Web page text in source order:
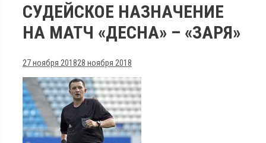
СУДЕЙСКОЕ НАЗНАЧЕНИЕ
НА МАТЧ «ДЕСНА» – «ЗАРЯ»
27 ноября 201828 ноября 2018